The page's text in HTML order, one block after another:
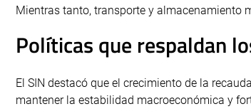
Mientras tanto, transporte y almacenamiento
Políticas que respaldan
El SIN destacó que el crecimiento de la
mantener la estabilidad macroeconómica y